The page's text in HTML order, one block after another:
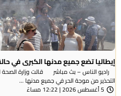
إيطاليا تضع جميع مدنها الكبرى في
راديو الناس – بث مباشر قالت وزارة الصحة
التحذير من موجة ​الحر في جميع مدنها ...
5 أغسطس 2026 | 12:22 مساءً